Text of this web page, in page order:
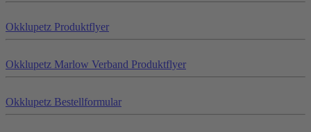
Okklupetz Produktflyer
Okklupetz Marlow Verband Produktflyer
Okklupetz Bestellformular